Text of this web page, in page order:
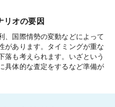
リオの要因
、国際情勢の変動などによって
があります。タイミングが重な
落も考えられます。いざという
具体的な査定をするなど準備が